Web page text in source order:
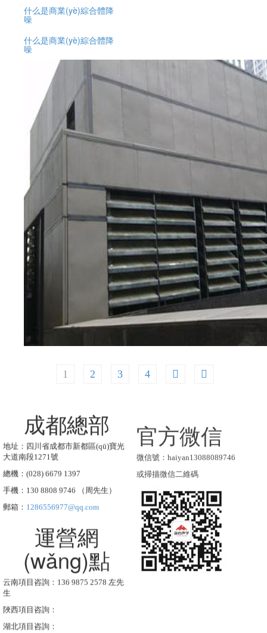
什么是商業(yè)綜合體降
噪
什么是商業(yè)綜合體降
噪
1 2 3 4
成都總部
地址：四川省成都市新都區(qū)寶光
大道南段1271號
總機：(028) 6679 1397
手機：130 8808 9746 （周先生）
郵箱： 1286556977@qq.com
運營網
(wǎng)點
云南項目咨詢：136 9875 2578 左先
生
陜西項目咨詢：
湖北項目咨詢：
官方微信
微信號：haiyan13088089746
或掃描微信二維碼